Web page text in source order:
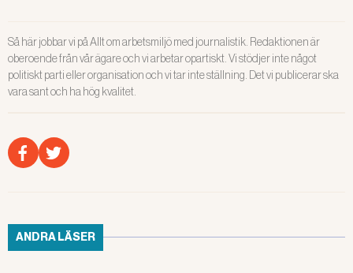
Så här jobbar vi på Allt om arbetsmiljö med journalistik. Redaktionen är
oberoende från vår ägare och vi arbetar opartiskt. Vi stödjer inte något
politiskt parti eller organisation och vi tar inte ställning. Det vi publicerar ska
vara sant och ha hög kvalitet.
ANDRA LÄSER